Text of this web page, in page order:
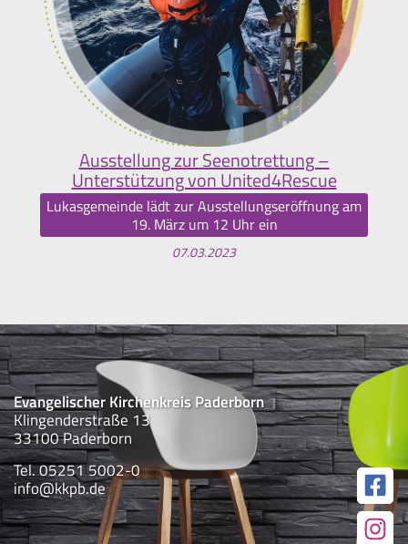
Ausstellung zur Seenotrettung –
Unterstützung von United4Rescue
Lukasgemeinde lädt zur Ausstellungseröffnung am
19. März um 12 Uhr ein
07.03.2023
Evangelischer Kirchenkreis Paderborn
Klingenderstraße 13
33100 Paderborn
Tel. 05251 5002-0
info@kkpb.de